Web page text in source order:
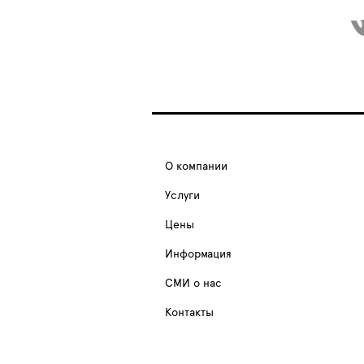
О компании
Услуги
Цены
Информация
СМИ о нас
Контакты